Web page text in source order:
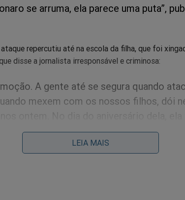
se arruma, ela parece uma puta”,
repercutiu até na escola da filha, que foi
disse a jornalista irresponsável e criminosa:
A gente até se segura quando
mexem com os nossos filhos, dói
tem alguns amiguinhos que replicam o
replicou e falou ‘você é a p…?;
LEIA MAIS